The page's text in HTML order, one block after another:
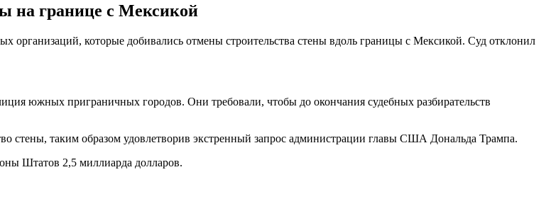
на границе с Мексикой
которые добивались отмены строительства стены вдоль границы с Мексикой. Суд отклонил
южных приграничных городов. Они требовали, чтобы до окончания судебных разбирательств
стены, таким образом удовлетворив экстренный запрос администрации главы США Дональда Трампа.
Штатов 2,5 миллиарда долларов.